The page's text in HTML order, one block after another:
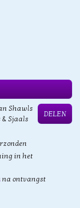
Shawls
& Sjaals
DELEN
in het
na ontvangst